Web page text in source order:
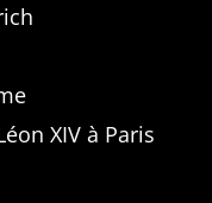
XIV à Paris